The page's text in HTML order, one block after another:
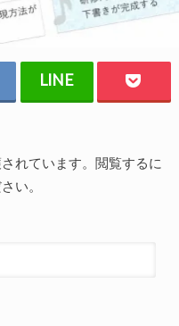
れています。閲覧するに
い。